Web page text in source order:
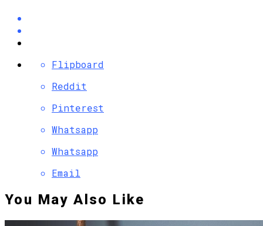
Flipboard
Reddit
Pinterest
Whatsapp
Whatsapp
Email
You May Also Like